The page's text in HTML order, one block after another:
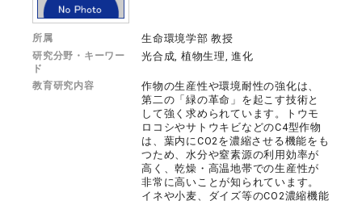
所属 生命環境学部 教授
研究分野・キーワー
ド
光合成, 植物生理, 進化
教育研究内容
作物の生産性や環境耐性の強化は、
第二の「緑の革命」を起こす技術と
して強く求められています。トウモ
ロコシやサトウキビなどのC4型作物
は、葉内にCO2を濃縮させる機能をも
つため、水分や窒素源の利用効率が
高く、乾燥・高温地帯での生産性が
非常に高いことが知られています。
イネや小麦、ダイズ等のCO2濃縮機能